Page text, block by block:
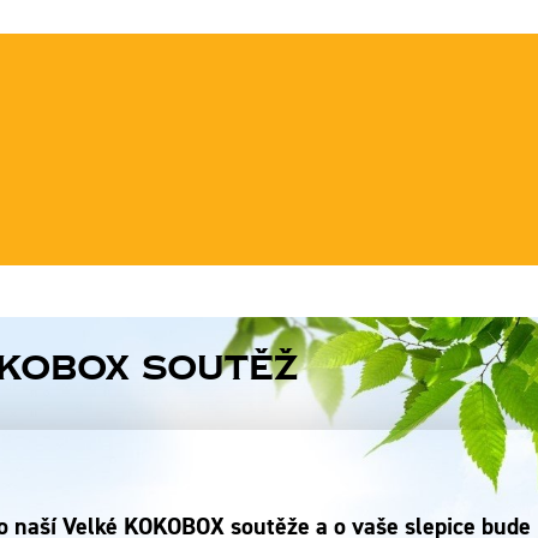
soutěž
naší Velké KOKOBOX soutěže a o vaše slepice